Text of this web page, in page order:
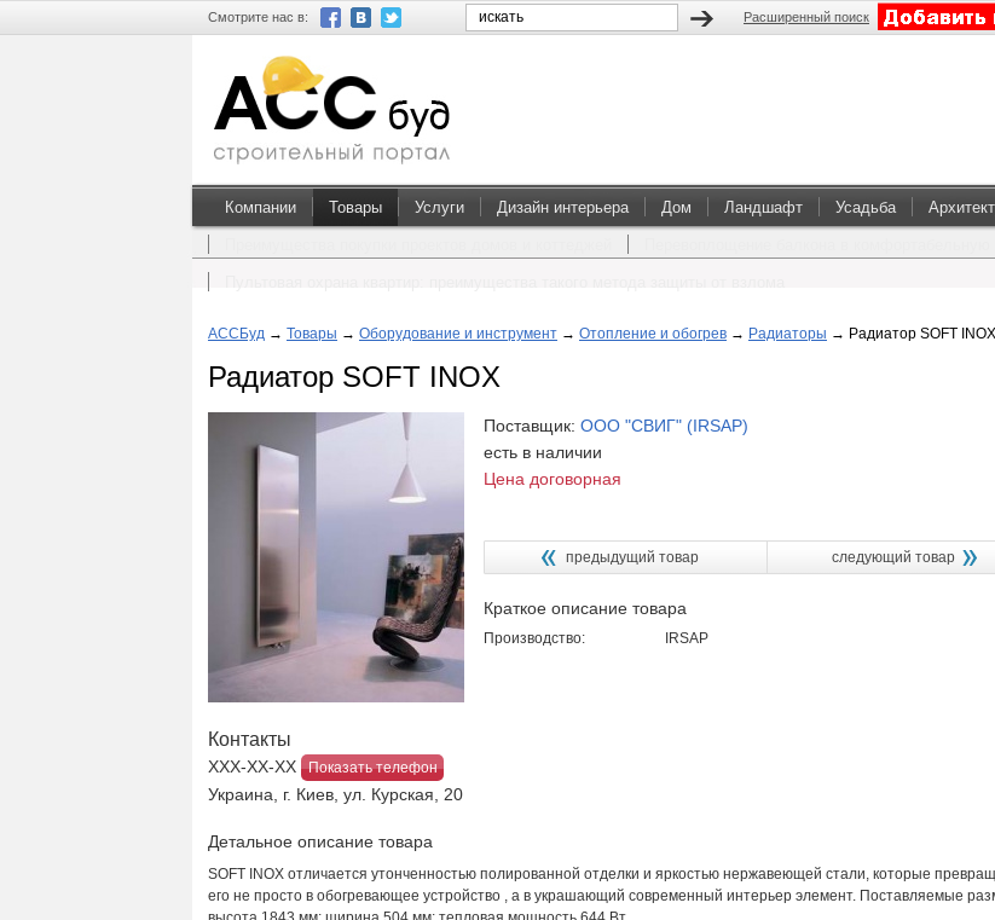
Смотрите нас в: Расширенный поиск
Компании Товары Услуги Дизайн интерьера Дом Ландшафт Усадьба
АССБуд → Товары → Оборудование и инструмент → Отопление и обогрев → Радиаторы → Радиатор SOFT INOX
Радиатор SOFT INOX
Контакты
ХХХ-ХХ-ХХ Показать телефон
Украина, г. Киев, ул. Курская, 20
Поставщик: ООО "СВИГ" (IRSAP)
есть в наличии
Цена договорная
предыдущий товар следующий товар
Краткое описание товара
Производство: IRSAP
Детальное описание товара
SOFT INOX отличается утонченностью полированной отделки и яркостью нержавеющей стали, которые
его не просто в обогревающее устройство , а в украшающий современный интерьер элемент. Поставляемые